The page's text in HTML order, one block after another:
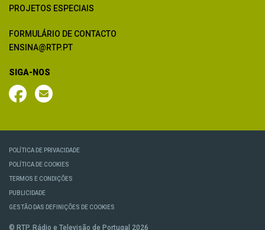
PROJETOS ESPECIAIS
FORMULÁRIO DE CONTACTO
ENSINA@RTP.PT
SIGA-NOS
POLÍTICA DE PRIVACIDADE
POLÍTICA DE COOKIES
TERMOS E CONDIÇÕES
PUBLICIDADE
GESTÃO DAS DEFINIÇÕES DE COOKIES
© RTP, Rádio e Televisão de Portugal 2026